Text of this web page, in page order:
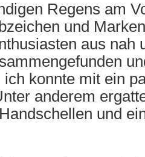
Regens am
und
aus nah
ich konnte mit ein
anderem
und